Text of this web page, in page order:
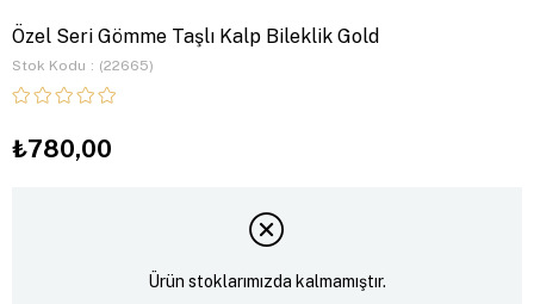
Özel Seri Gömme Taşlı Kalp Bileklik Gold
Stok Kodu (22665)
₺780,00
Ürün stoklarımızda kalmamıştır.